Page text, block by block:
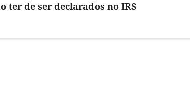
ter de ser declarados no IRS